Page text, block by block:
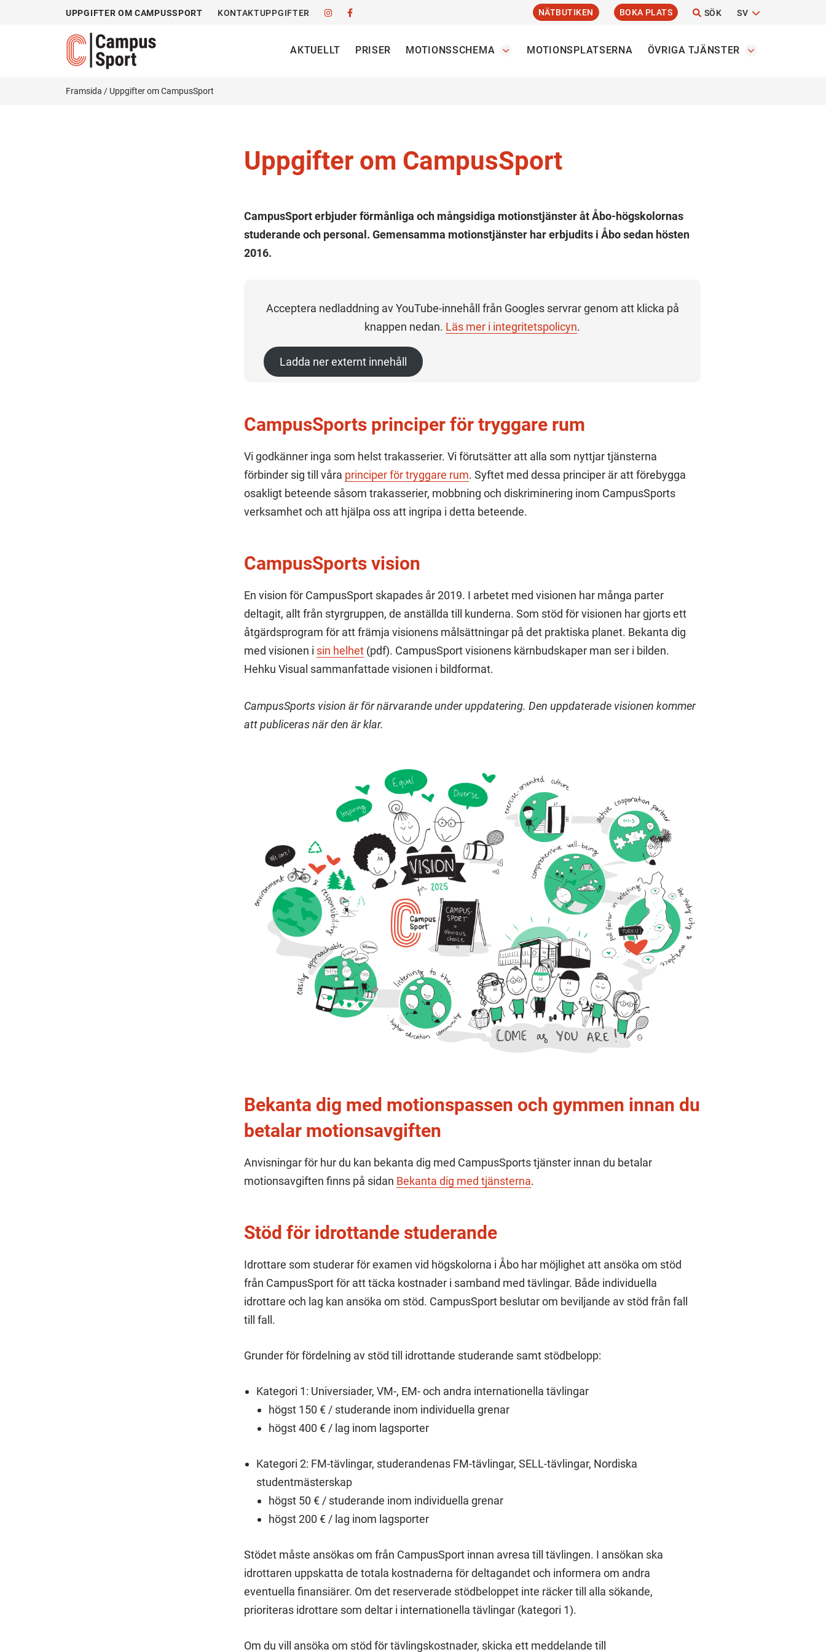
UPPGIFTER OM CAMPUSSPORT KONTAKTUPPGIFTER NÄTBUTIKEN BOKA PLATS SÖK SV
AKTUELLT PRISER MOTIONSSCHEMA MOTIONSPLATSERNA ÖVRIGA TJÄNSTER
Framsida / Uppgifter om CampusSport
Uppgifter om CampusSport
CampusSport erbjuder förmånliga och mångsidiga motionstjänster åt Åbo-högskolornas
studerande och personal. Gemensamma motionstjänster har erbjudits i Åbo sedan hösten
2016.
Acceptera nedladdning av YouTube-innehåll från Googles servrar genom att klicka på
knappen nedan. Läs mer i integritetspolicyn.
Ladda ner externt innehåll
CampusSports principer för tryggare rum
Vi godkänner inga som helst trakasserier. Vi förutsätter att alla som nyttjar tjänsterna
förbinder sig till våra principer för tryggare rum. Syftet med dessa principer är att förebygga
osakligt beteende såsom trakasserier, mobbning och diskriminering inom CampusSports
verksamhet och att hjälpa oss att ingripa i detta beteende.
CampusSports vision
En vision för CampusSport skapades år 2019. I arbetet med visionen har många parter
deltagit, allt från styrgruppen, de anställda till kunderna. Som stöd för visionen har gjorts ett
åtgärdsprogram för att främja visionens målsättningar på det praktiska planet. Bekanta dig
med visionen i sin helhet (pdf). CampusSport visionens kärnbudskaper man ser i bilden.
Hehku Visual sammanfattade visionen i bildformat.
CampusSports vision är för närvarande under uppdatering. Den uppdaterade visionen kommer
att publiceras när den är klar.
Bekanta dig med motionspassen och gymmen innan du
betalar motionsavgiften
Anvisningar för hur du kan bekanta dig med CampusSports tjänster innan du betalar
motionsavgiften finns på sidan Bekanta dig med tjänsterna.
Stöd för idrottande studerande
Idrottare som studerar för examen vid högskolorna i Åbo har möjlighet att ansöka om stöd
från CampusSport för att täcka kostnader i samband med tävlingar. Både individuella
idrottare och lag kan ansöka om stöd. CampusSport beslutar om beviljande av stöd från fall
till fall.
Grunder för fördelning av stöd till idrottande studerande samt stödbelopp:
Kategori 1: Universiader, VM-, EM- och andra internationella tävlingar
högst 150 € / studerande inom individuella grenar
högst 400 € / lag inom lagsporter
Kategori 2: FM-tävlingar, studerandenas FM-tävlingar, SELL-tävlingar, Nordiska
studentmästerskap
högst 50 € / studerande inom individuella grenar
högst 200 € / lag inom lagsporter
Stödet måste ansökas om från CampusSport innan avresa till tävlingen. I ansökan ska
idrottaren uppskatta de totala kostnaderna för deltagandet och informera om andra
eventuella finansiärer. Om det reserverade stödbeloppet inte räcker till alla sökande,
prioriteras idrottare som deltar i internationella tävlingar (kategori 1).
Om du vill ansöka om stöd för tävlingskostnader, skicka ett meddelande till